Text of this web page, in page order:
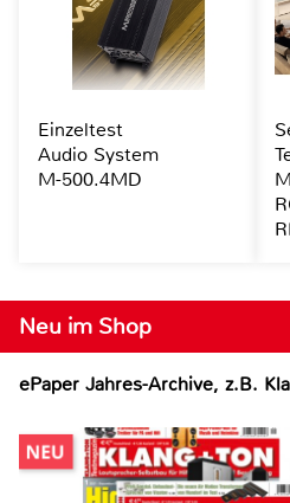
Neu im Shop
ePaper Jahres-Archive, z.B.
Einzeltest
Audio System
M-500.4MD